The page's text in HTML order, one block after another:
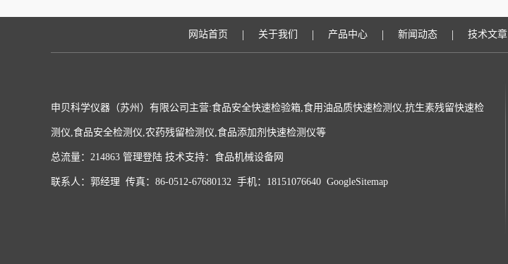
发与精准检测
网站首页 | 关于我们 | 产品中心 | 新闻动态 | 技术文章
申贝科学仪器（苏州）有限公司主营:食品安全快速检验箱,食用油品质快速检测仪,抗生素残留快速检
测仪,食品安全检测仪,农药残留检测仪,食品添加剂快速检测仪等
总流量：214863 管理登陆 技术支持： 食品机械设备网
联系人：郭经理 传真：86-0512-67680132 手机：18151076640 GoogleSitemap